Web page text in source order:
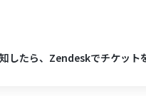
したら、Zendeskでチケット